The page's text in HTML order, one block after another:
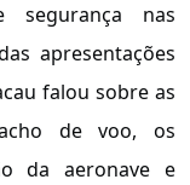
segurança nas
apresentações
falou sobre as
de voo, os
da aeronave e